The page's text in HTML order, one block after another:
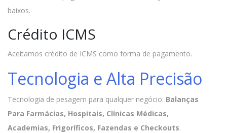
baixos.
Crédito ICMS
Aceitamos crédito de ICMS como forma de pagamento.
Tecnologia e Alta Precisão
Tecnologia de pesagem para qualquer negócio: Balanças
Para Farmácias, Hospitais, Clínicas Médicas,
Academias, Frigoríficos, Fazendas e Checkouts.